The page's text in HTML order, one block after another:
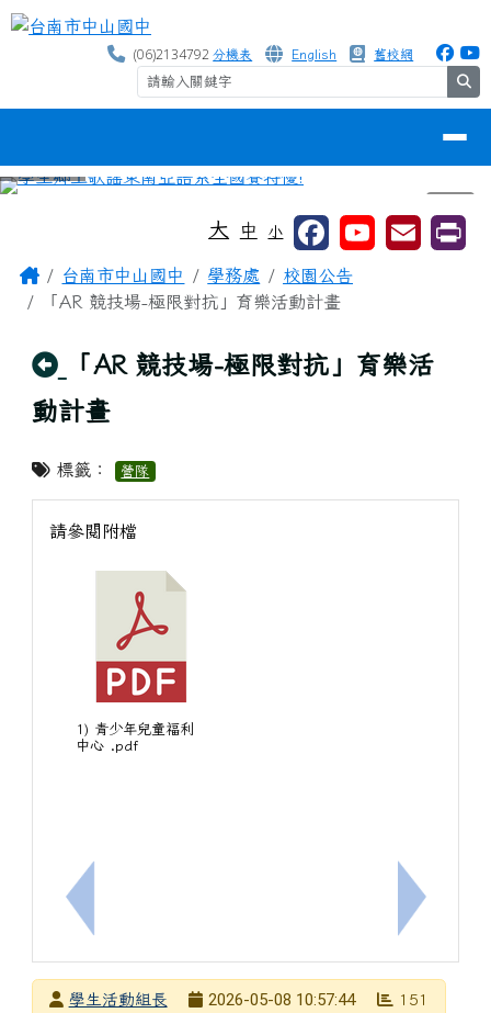
跳至主內容區
台南市中山國中
(06)2134792分機表 English 舊校網
⏸
大 中 小
主內容區域
Home台南市中山國中 學務處
校園公告
「AR 競技場-極限對抗」育樂活動計畫
回上頁
「AR 競技場-極限對抗」育樂活
動計畫
標籤： 營隊
上一筆：轉知~2026文藻國高中雙外語夏令營海報
請參閱附檔
1) 青少年兒童福利
中心 .pdf
下一筆：
發布者學生活動組長
2026-05-08 10:57:44 151
頁尾區域